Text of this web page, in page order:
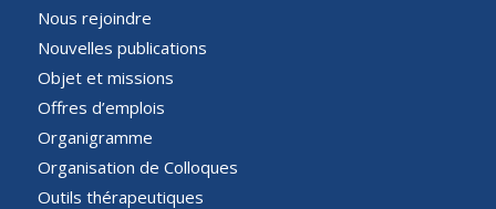
Nous rejoindre
Nouvelles publications
Objet et missions
Offres d’emplois
Organigramme
Organisation de Colloques
Outils thérapeutiques